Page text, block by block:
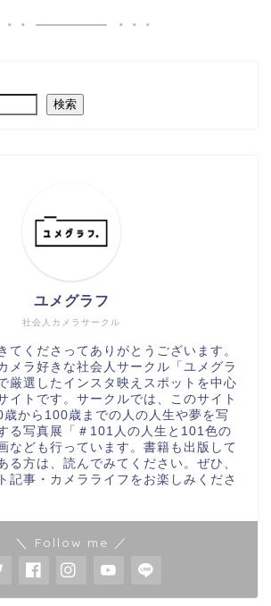
検索
社会人カメラサークル
ユメグラフ
てくださってありがとうございます。
メラ好きな社会人サークル「ユメグラ
厳選したインスタ映えスポットを中心
イトです。サークルでは、このサイト
から100歳までの人の人生や夢を写
る写真展「＃101人の人生と101色の
なども行っています。書籍も出版して
る方は、読んでみてください。ぜひ、
記事・カメラライフをお楽しみくださ
＼ Follow me ／